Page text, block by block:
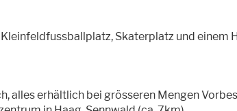
Skaterplatz und einem
alles erhältlich bei grösseren Mengen